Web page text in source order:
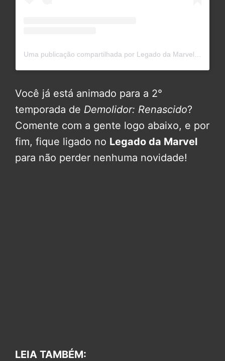
Você já está animado para a 2°
temporada de Demolidor: Renascido?
Comente com a gente logo abaixo, e por
fim, fique ligado no Legado da Marvel
para não perder nenhuma novidade!
LEIA TAMBÉM: